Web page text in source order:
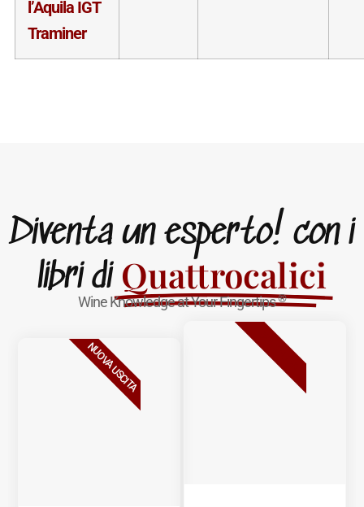
l’Aquila IGT
Traminer
Diventa un esperto! con i
libri di Quattrocalici
Wine Knowledge at Your Fingertips®
NUOVA USCITA BESTSELLER